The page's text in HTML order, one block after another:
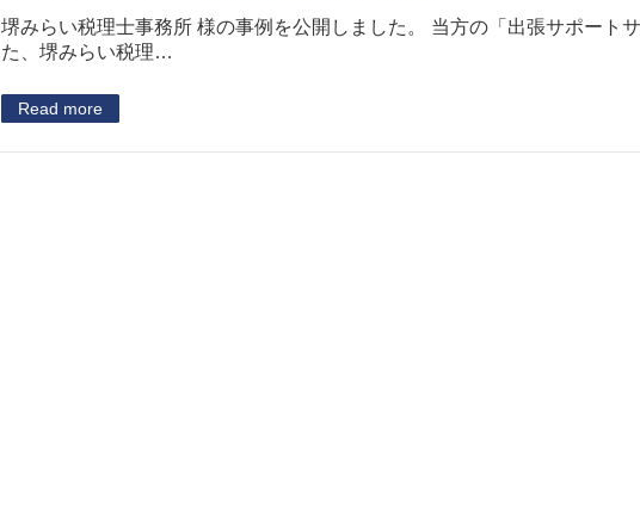
堺みらい税理士事務所 様の事例を公開しました。 当方の「出張サポート
た、堺みらい税理…
Read more